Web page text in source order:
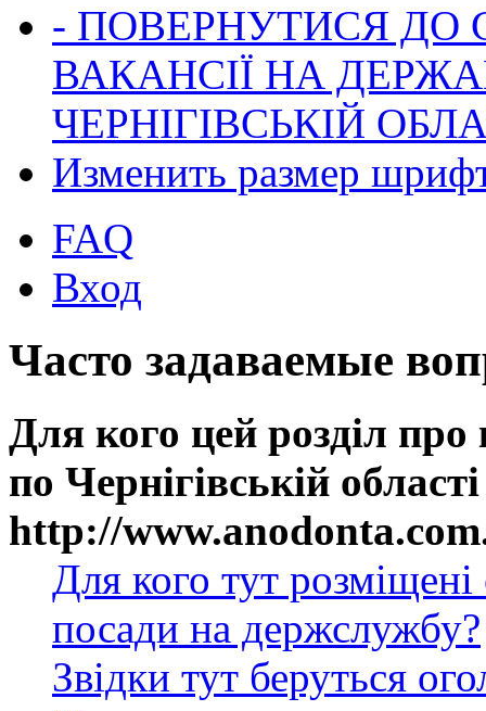
- ПОВЕРНУТИСЯ ДО
ВАКАНСІЇ НА
ЧЕРНІГІВСЬКІЙ
Изменить размер
FAQ
Вход
Часто задаваемые
Для кого цей розділ
по Чернігівській
http://
Для кого тут
посади на держслужбу?
Звідки тут беруться